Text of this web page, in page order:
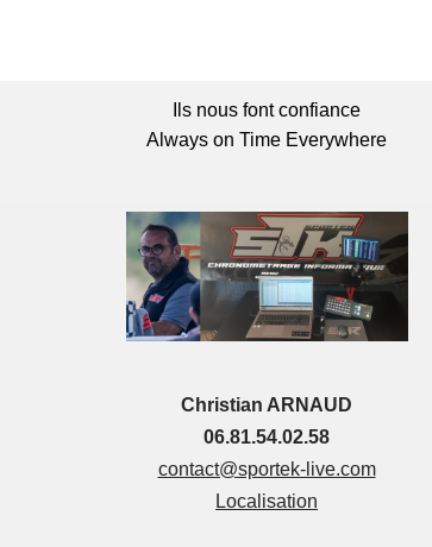
Ils nous font confiance
Always on Time Everywhere
Christian ARNAUD
06.81.54.02.58
contact@sportek-live.com
Localisation